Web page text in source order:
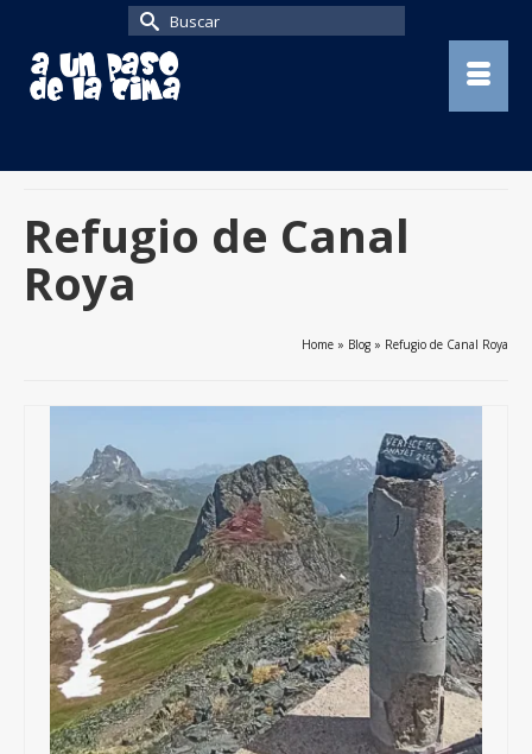
Buscar
por:
Refugio de Canal
Roya
Home » Blog » Refugio de Canal Roya